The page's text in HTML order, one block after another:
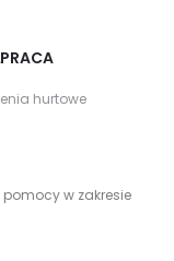
hurtowe
w zakresie